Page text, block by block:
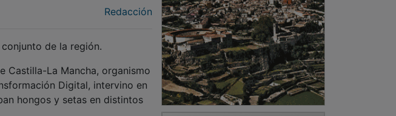
Redacción
de la región.
Castilla-La Mancha, organismo
Digital, intervino en
hongos y setas en distintos